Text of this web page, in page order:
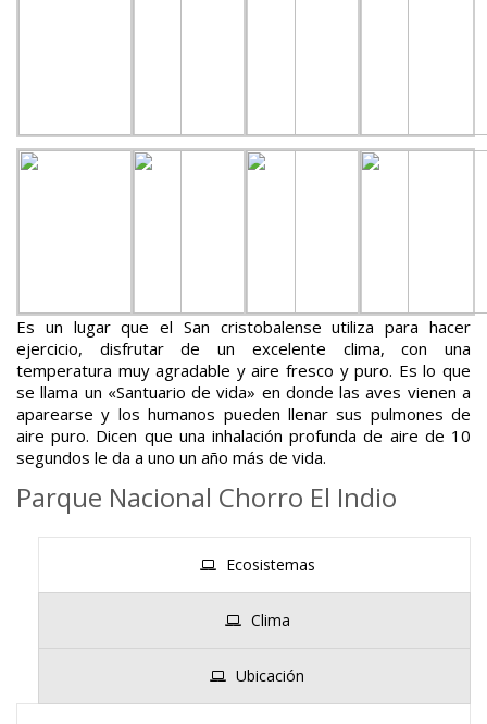
Es un lugar que el San cristobalense utiliza para hacer
ejercicio, disfrutar de un excelente clima, con una
temperatura muy agradable y aire fresco y puro. Es lo que
se llama un «Santuario de vida» en donde las aves vienen a
aparearse y los humanos pueden llenar sus pulmones de
aire puro. Dicen que una inhalación profunda de aire de 10
segundos le da a uno un año más de vida.
Parque Nacional Chorro El Indio
Ecosistemas
Clima
Ubicación